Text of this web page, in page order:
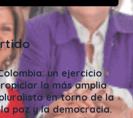
un ejercicio
la más amplia
en torno de la
paz y la democracia.